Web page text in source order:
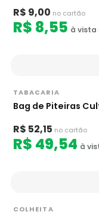
R$ 9,00 no cartão
R$ 8,55 à vista
TABACARIA
Bag de Piteiras
R$ 52,15 no cartão
R$ 49,54 à
COLHEITA